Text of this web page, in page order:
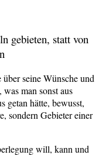
gebieten, statt von
seine Wünsche und
man sonst aus
getan hätte, bewusst,
sondern Gebieter einer
will, kann und